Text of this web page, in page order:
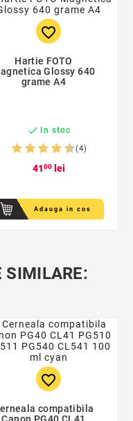
favorite_border
Hartie FOTO
Glossy 640
grame A4
 In stoc
(4)
4100lei
Adauga in cos
SIMILARE:
favorite_border
compatibila
Canon PG40 CL41